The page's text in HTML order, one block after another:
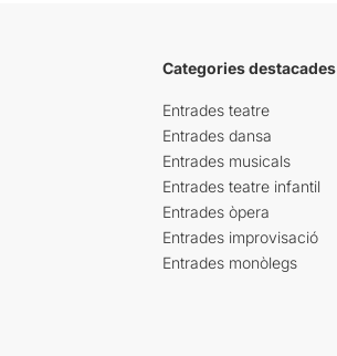
Categories destacades
Entrades teatre
Entrades dansa
Entrades musicals
Entrades teatre infantil
Entrades òpera
Entrades improvisació
Entrades monòlegs